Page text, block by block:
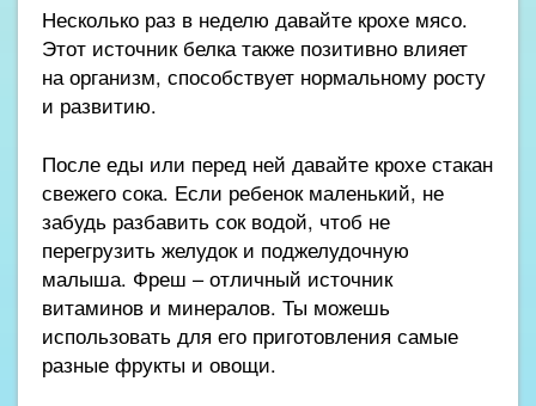
Несколько раз в неделю давайте крохе мясо.
Этот источник белка также позитивно влияет
на организм, способствует нормальному росту
и развитию.
После еды или перед ней давайте крохе стакан
свежего сока. Если ребенок маленький, не
забудь разбавить сок водой, чтоб не
перегрузить желудок и поджелудочную
малыша. Фреш – отличный источник
витаминов и минералов. Ты можешь
использовать для его приготовления самые
разные фрукты и овощи.